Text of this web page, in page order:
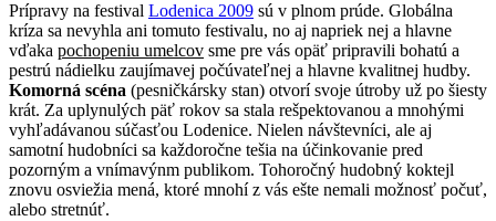
Prípravy na festival Lodenica 2009 sú v plnom prúde. Globálna
kríza sa nevyhla ani tomuto festivalu, no aj napriek nej a hlavne
vďaka pochopeniu umelcov sme pre vás opäť pripravili bohatú a
pestrú nádielku zaujímavej počúvateľnej a hlavne kvalitnej hudby.
Komorná scéna (pesničkársky stan) otvorí svoje útroby už po šiesty
krát. Za uplynulých päť rokov sa stala rešpektovanou a mnohými
vyhľadávanou súčasťou Lodenice. Nielen návštevníci, ale aj
samotní hudobníci sa každoročne tešia na účinkovanie pred
pozorným a vnímavýnm publikom. Tohoročný hudobný koktejl
znovu osviežia mená, ktoré mnohí z vás ešte nemali možnosť počuť,
alebo stretnúť.